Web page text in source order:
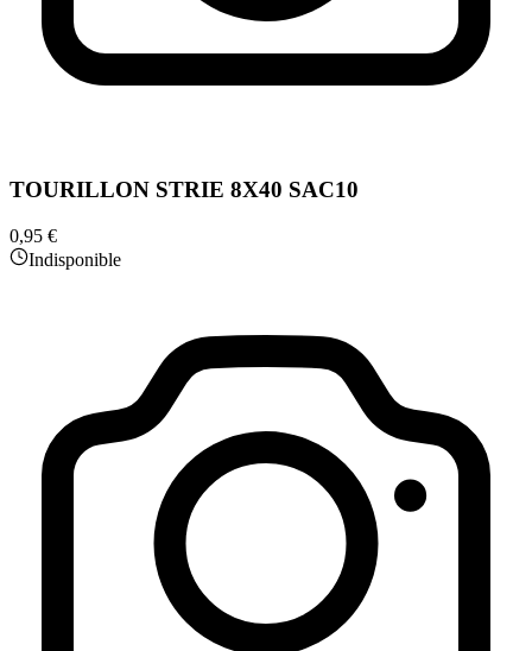
TOURILLON STRIE 8X40 SAC10
0,95 €
Indisponible